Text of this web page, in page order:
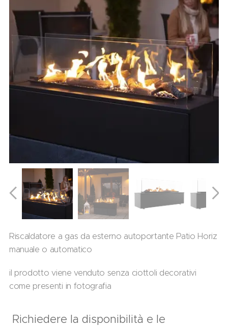
Riscaldatore a gas da esterno autoportante Patio Horiz
manuale o automatico
il prodotto viene venduto senza ciottoli decorativi
come presenti in fotografia
Richiedere la disponibilità e le